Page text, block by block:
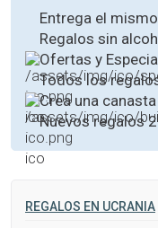
Entrega el
Regalos sin
Ofertas y
Todos los
Crea una
Nuevos regalos
REGALOS EN UCRANIA